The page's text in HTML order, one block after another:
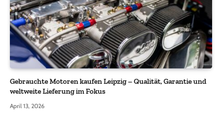
Gebrauchte Motoren kaufen Leipzig – Qualität, Garantie und
weltweite Lieferung im Fokus
April 13, 2026